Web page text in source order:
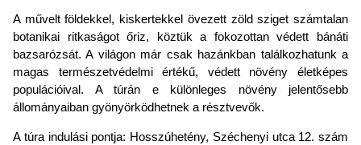
A művelt földekkel, kiskertekkel övezett zöld sziget számtalan
botanikai ritkaságot őriz, köztük a fokozottan védett bánáti
bazsarózsát. A világon már csak hazánkban találkozhatunk a
magas természetvédelmi értékű, védett növény életképes
populációival. A túrán e különleges növény jelentősebb
állományaiban gyönyörködhetnek a résztvevők.
A túra indulási pontja: Hosszúhetény, Széchenyi utca 12. szám